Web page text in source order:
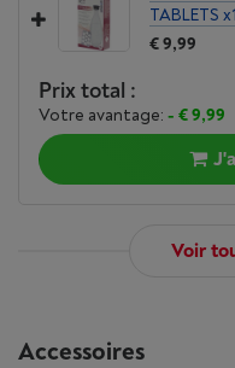
TABLETS
€ 9,99
Prix total :
Votre avantage: - € 9,99
Voir
Accessoires